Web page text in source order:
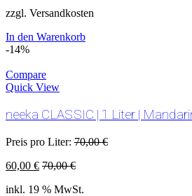
zzgl. Versandkosten
In den Warenkorb
-14%
Compare
Quick View
neeka CLASSIC | 1 Liter |
Preis pro Liter: 70,00€
60,00 € 70,00€
inkl. 19 % MwSt.